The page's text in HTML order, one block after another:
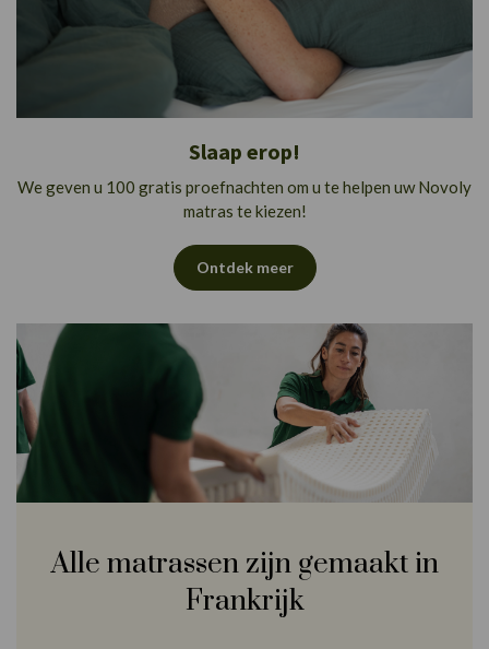
Slaap erop!
We geven u 100 gratis proefnachten om u te helpen uw Novoly
matras te kiezen!
Ontdek meer
Alle matrassen zijn gemaakt in
Frankrijk